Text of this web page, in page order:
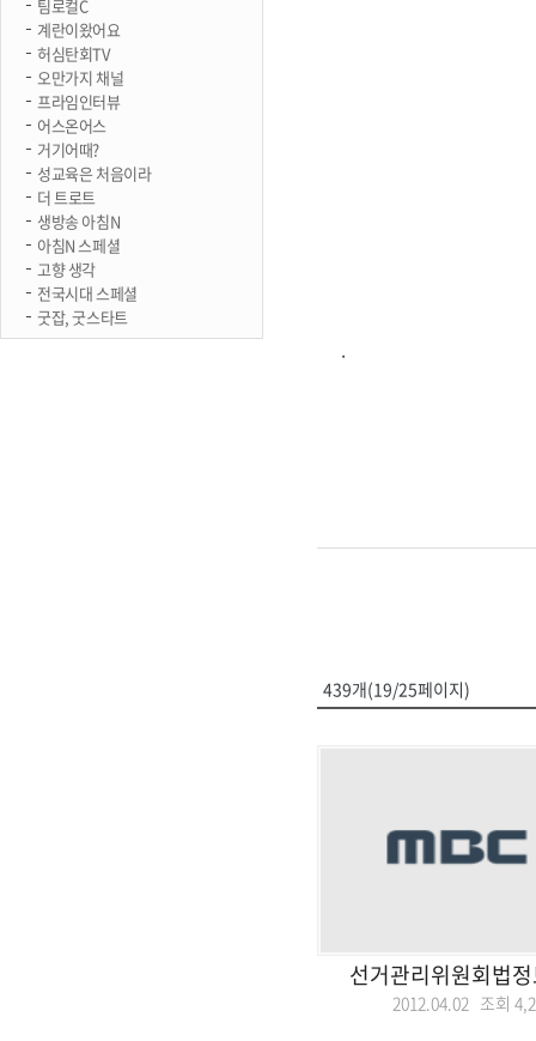
팀로컬C
계란이왔어요
허심탄회TV
오만가지 채널
프라임인터뷰
어스온어스
거기어때?
성교육은 처음이라
더 트로트
생방송 아침N
아침N 스페셜
고향 생각
전국시대 스페셜
굿잡, 굿스타트
.
439개(19/25페이지)
선거관리위원회법
2012.04.02 조회